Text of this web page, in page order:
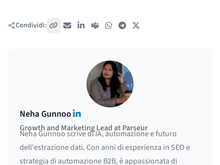
Condividi: Copia link
Email LinkedIn
Teams WhatsAppTelegram
Neha GunnooLinkedIn
Growth and Marketing Lead at Parseur
Neha Gunnoo scrive di IA, automazione e futuro
dell'estrazione dati. Con anni di esperienza in SEO e
strategia di automazione B2B, è appassionata di